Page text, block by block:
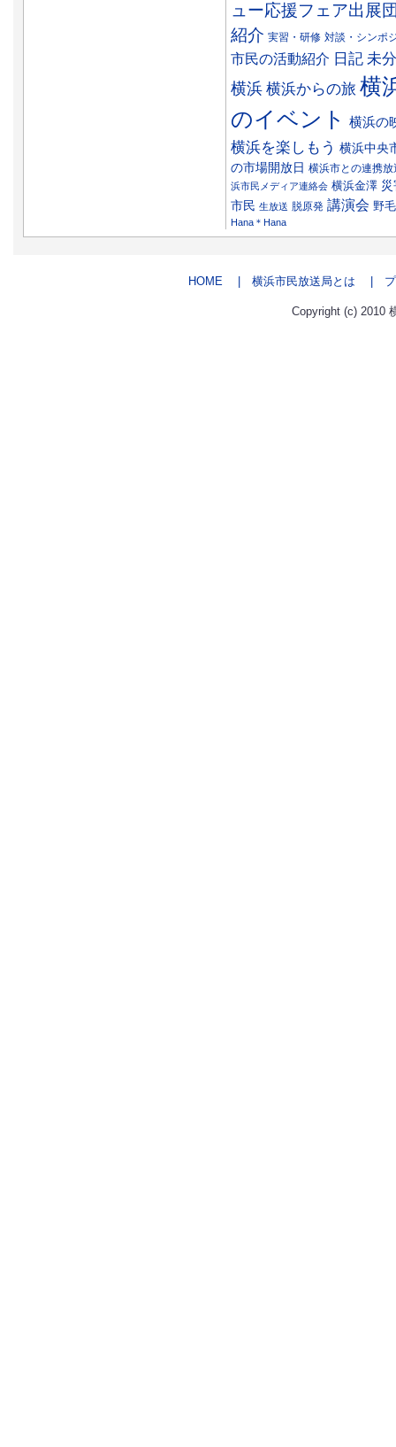
ュー応援フェア出展
紹介 実習・研修 対談・シンポ
市民の活動紹介 日記 未
横浜 横浜からの旅 横
のイベント
横浜の
横浜を楽しもう 横浜中央
の市場開放日 横浜市との連携放
浜市民メディア連絡会 横浜金澤
市民 生放送 脱原発 講演会 野毛
Hana＊Hana
HOME | 横浜市民放送局とは | プ
Copyright (c) 2010